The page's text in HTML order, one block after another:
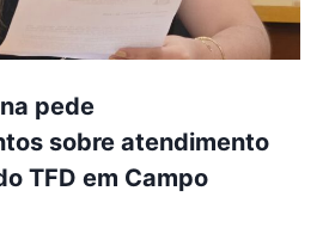
pede
sobre atendimento
TFD em Campo